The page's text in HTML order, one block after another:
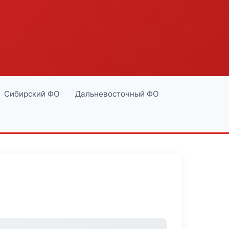
Сибирский ФО Дальневосточный ФО